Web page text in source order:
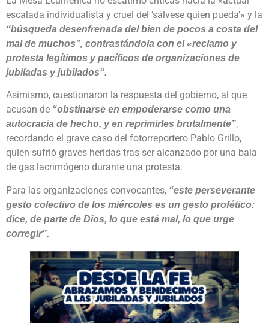
escalada individualista y cruel del ‘sálvese quien pueda’» y la
“búsqueda desenfrenada del bien de pocos a costa del
mal de muchos”, contrastándola con el «reclamo y
protesta legítimos y pacíficos de organizaciones de
jubiladas y jubilados“.
Asimismo, cuestionaron la respuesta del gobierno, al que
acusan de “obstinarse en empoderarse como una
autocracia de hecho, y en reprimirles brutalmente”,
recordando el grave caso del fotorreportero Pablo Grillo,
quien sufrió graves heridas tras ser alcanzado por una bala
de gas lacrimógeno durante una protesta.
Para las organizaciones convocantes, “este perseverante
gesto colectivo de los miércoles es un gesto profético:
dice, de parte de Dios, lo que está mal, lo que urge
corregir”.